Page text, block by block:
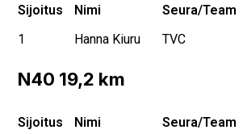
Sijoitus Nimi Seura/Team
1
Hanna Kiuru TVC
N40 19,2 km
Sijoitus Nimi Seura/Team